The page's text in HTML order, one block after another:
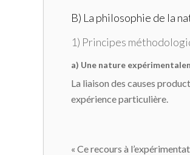
B) La philosophie de la
1) Principes
a) Une nature
La liaison des causes
expérience particulière.
« Ce recours à